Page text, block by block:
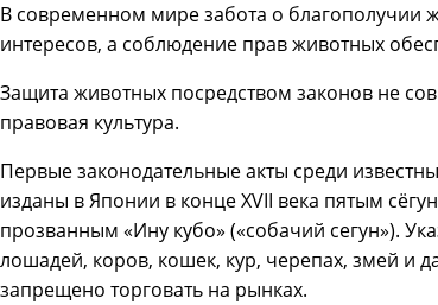
В современном мире забота о благополучии
интересов, а соблюдение прав животных
Защита животных посредством законов не
правовая культура.
Первые законодательные акты среди
изданы в Японии в конце XVII века пятым
прозванным «Ину кубо» («собачий сегун»).
лошадей, коров, кошек, кур, черепах, змей и
запрещено торговать на рынках.